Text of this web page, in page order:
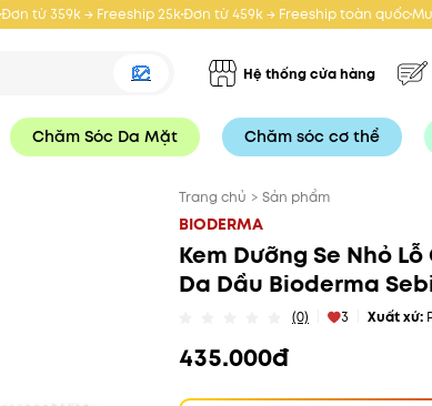
Đơn từ 359k → Freeship 25kĐơn từ 459k → Freeship toàn quốc
Hệ thống cửa hàng
Chăm Sóc Da Mặt Chăm sóc cơ thể
Trang chủ > Sản phẩm
BIODERMA
Kem Dưỡng Se Nhỏ
Da Dầu Bioderma
(0) 3 Xuất xứ:
435.000đ